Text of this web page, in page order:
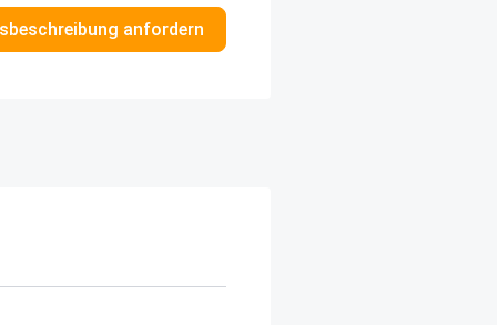
anfordern